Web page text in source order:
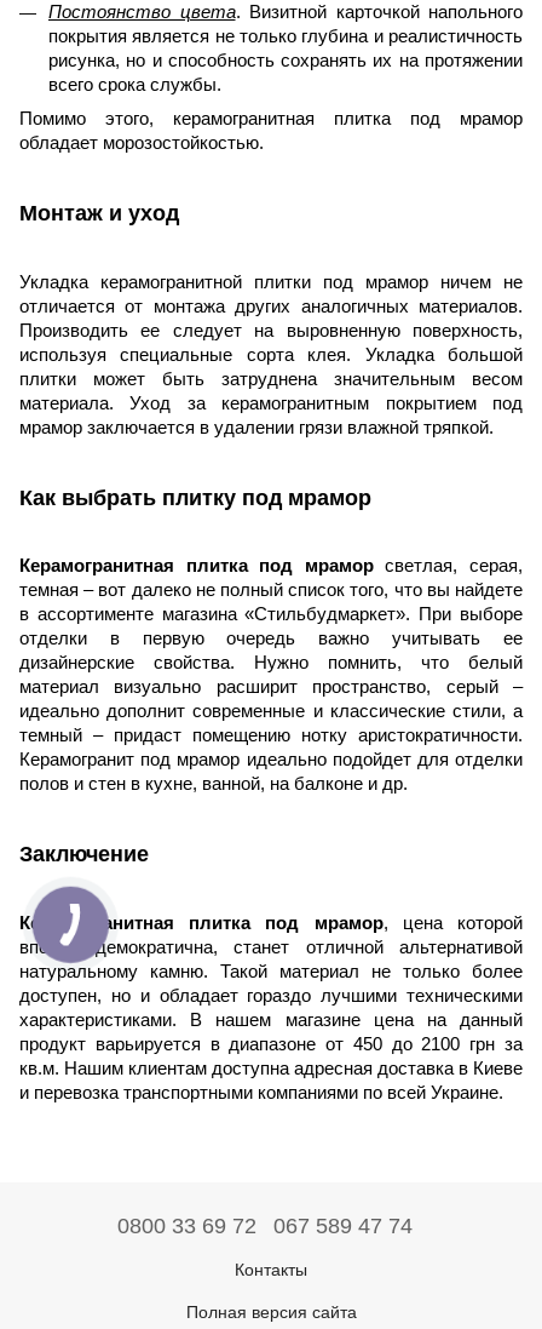
Постоянство цвета. Визитной карточкой напольного
покрытия является не только глубина и реалистичность
рисунка, но и способность сохранять их на протяжении
всего срока службы.
Помимо этого, керамогранитная плитка под мрамор
обладает морозостойкостью.
Монтаж и уход
Укладка керамогранитной плитки под мрамор ничем не
отличается от монтажа других аналогичных материалов.
Производить ее следует на выровненную поверхность,
используя специальные сорта клея. Укладка большой
плитки может быть затруднена значительным весом
материала. Уход за керамогранитным покрытием под
мрамор заключается в удалении грязи влажной тряпкой.
Как выбрать плитку под мрамор
Керамогранитная плитка под мраморсветлая, серая,
темная – вот далеко не полный список того, что вы найдете
в ассортименте магазина «Стильбудмаркет». При выборе
отделки в первую очередь важно учитывать ее
дизайнерские свойства. Нужно помнить, что белый
материал визуально расширит пространство, серый –
идеально дополнит современные и классические стили, а
темный – придаст помещению нотку аристократичности.
Керамогранит под мрамор идеально подойдет для отделки
полов и стен в кухне, ванной, на балконе и др.
Заключение
Керамогранитная плитка под мрамор, цена которой
вполне демократична, станет отличной альтернативой
натуральному камню. Такой материал не только более
доступен, но и обладает гораздо лучшими техническими
характеристиками. В нашем магазине цена на данный
продукт варьируется в диапазоне от 450 до 2100 грн за
кв.м. Нашим клиентам доступна адресная доставка в Киеве
и перевозка транспортными компаниями по всей Украине.
0800 33 69 72 067 589 47 74
Контакты
Полная версия сайта